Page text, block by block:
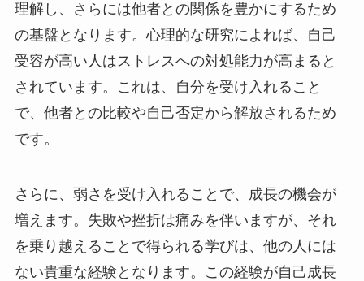
理解し、さらには他者との関係を豊かにするため
の基盤となります。心理的な研究によれば、自己
受容が高い人はストレスへの対処能力が高まると
されています。これは、自分を受け入れること
で、他者との比較や自己否定から解放されるため
です。
さらに、弱さを受け入れることで、成長の機会が
増えます。失敗や挫折は痛みを伴いますが、それ
を乗り越えることで得られる学びは、他の人には
ない貴重な経験となります。この経験が自己成長